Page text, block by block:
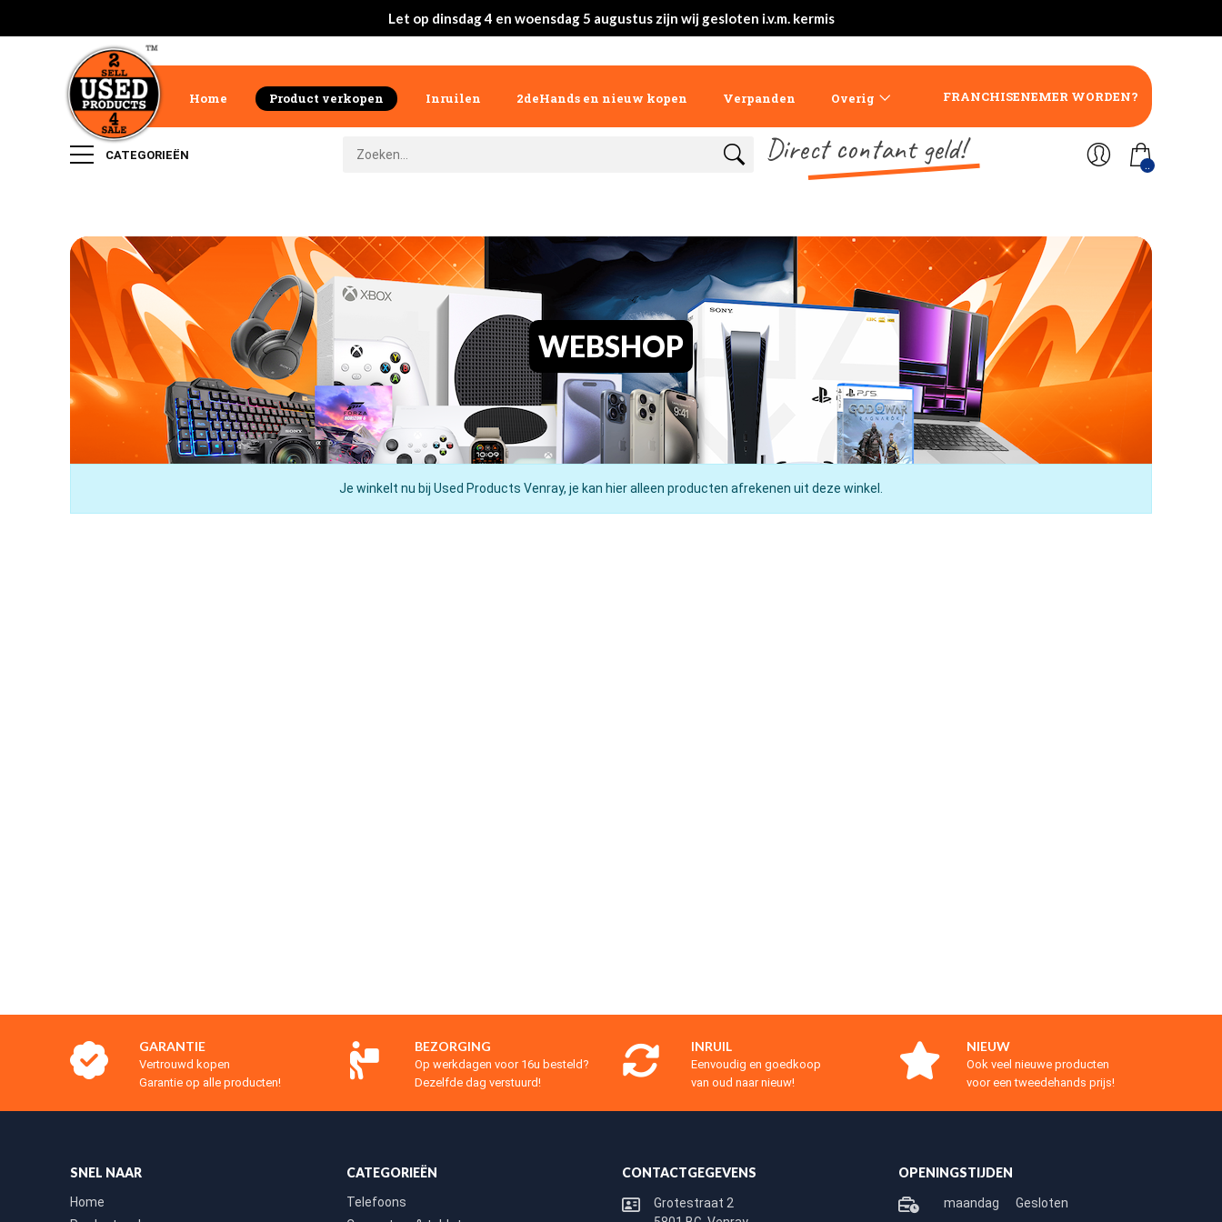
Let op dinsdag 4 en woensdag 5 augustus zijn wij gesloten i.v.m. kermis
Home Product verkopen Inruilen 2deHands en nieuw kopen Verpanden Overig FRANCHISENEMER WORDEN?
CATEGORIEËN Direct contant geld! ..
WEBSHOP
Je winkelt nu bij Used Products Venray, je kan hier alleen producten afrekenen uit deze winkel.
GARANTIE
Vertrouwd kopen
Garantie op alle producten!
BEZORGING
Op werkdagen voor 16u besteld?
Dezelfde dag verstuurd!
INRUIL
Eenvoudig en goedkoop
van oud naar nieuw!
NIEUW
Ook veel nieuwe producten
voor een tweedehands prijs!
SNEL NAAR
Home
CATEGORIEËN
Telefoons
CONTACTGEGEVENS
Grotestraat 2
OPENINGSTIJDEN
maandag Gesloten